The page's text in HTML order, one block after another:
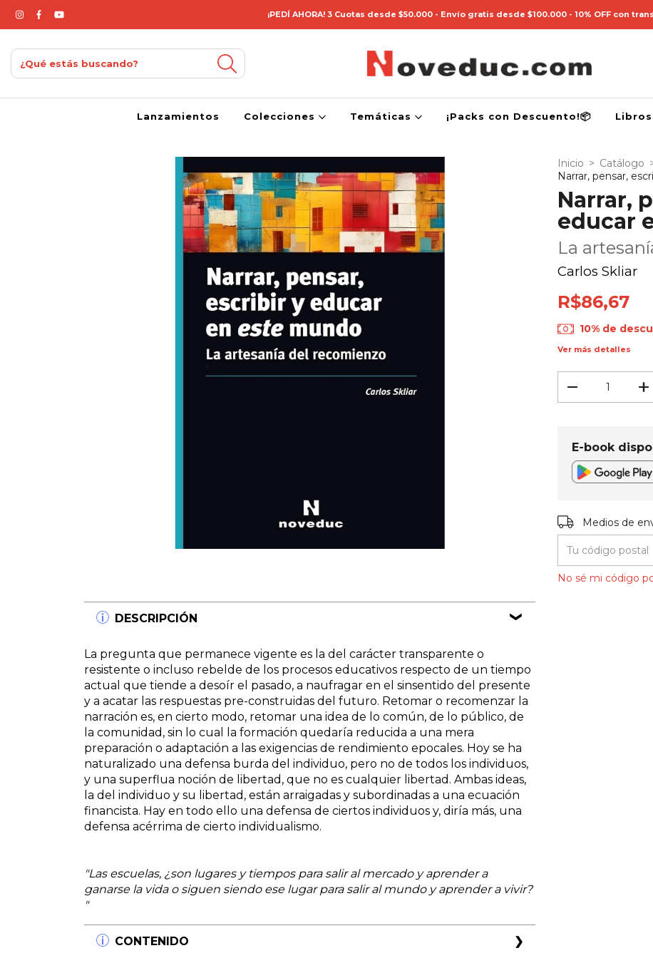
¡PEDÍ AHORA! 3 Cuotas desde $50.000 - Envío gratis desde $100.000 - 10% OFF con
Lanzamientos Colecciones Temáticas ¡Packs con Descuento!📦 Libros
DESCRIPCIÓN
La pregunta que permanece vigente es la del carácter transparente o
resistente o incluso rebelde de los procesos educativos respecto de un tiempo
actual que tiende a desoír el pasado, a naufragar en el sinsentido del presente
y a acatar las respuestas pre-construidas del futuro. Retomar o recomenzar la
narración es, en cierto modo, retomar una idea de lo común, de lo público, de
la comunidad, sin lo cual la formación quedaría reducida a una mera
preparación o adaptación a las exigencias de rendimiento epocales. Hoy se ha
naturalizado una defensa burda del individuo, pero no de todos los individuos,
y una superflua noción de libertad, que no es cualquier libertad. Ambas ideas,
la del individuo y su libertad, están arraigadas y subordinadas a una ecuación
financista. Hay en todo ello una defensa de ciertos individuos y, diría más, una
defensa acérrima de cierto individualismo.
"Las escuelas, ¿son lugares y tiempos para salir al mercado y aprender a
ganarse la vida o siguen siendo ese lugar para salir al mundo y aprender a vivir?
"
CONTENIDO
Inicio > Catálogo
Narrar, pensar,
Narrar,
educar
La
Carlos Skliar
R$86,67
10% de
Ver más detalles
E-book
Entregas para el
Medios de
No sé mi código